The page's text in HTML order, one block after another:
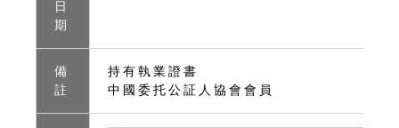
日
期
備
註
持 有 執 業 證 書
中 國 委 托 公 証 人 協 會 會 員